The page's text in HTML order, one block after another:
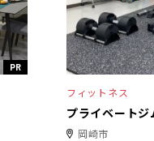
PR
フィットネス
プライベートジ
岡崎市